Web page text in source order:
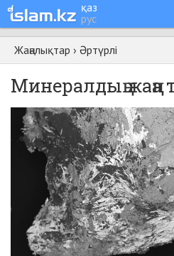
қаз
рус
Жаңалықтар › Әртүрлі
Минералдың жаңа